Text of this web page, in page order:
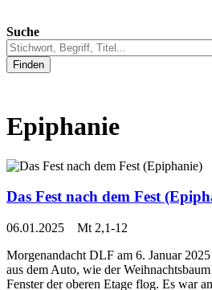
Suche
Finden
Epiphanie
Das Fest nach dem Fest
06.01.2025 Mt 2,1-12
Morgenandacht DLF am 6. Januar
aus dem Auto, wie der
Fenster der oberen Etage flog. Es war